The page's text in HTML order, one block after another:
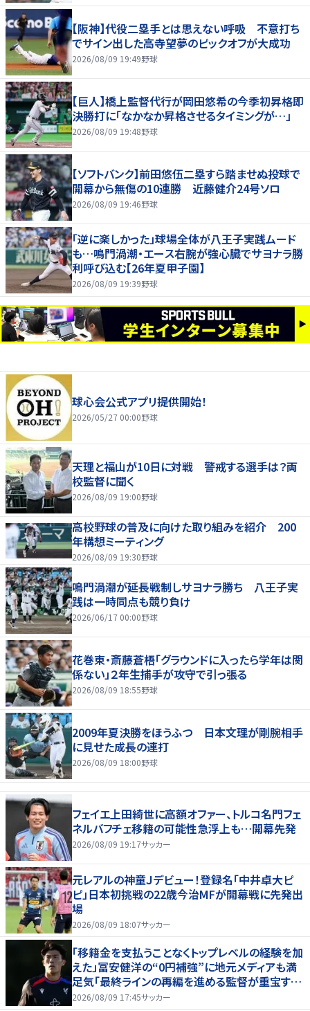
【阪神】代役二塁手とは思えない呼吸 不意打ち
でサイン出した高寺望夢のピックオフが大成功
2026/08/09 19:49野球
【巨人】橋上監督代行が岡田悠希の今季初昇格即
決勝打に「なかなか昇格させるタイミングが…」
2026/08/09 19:48野球
【ソフトバンク】前田悠伍二塁すら踏ませぬ投球で
開幕から無傷の10連勝 近藤健介24号ソロ
2026/08/09 19:46野球
「逆に楽しかった」球場全体が八王子実践ムード
も…鳴門渦潮・エース右腕が強心臓でサヨナラ勝
利呼び込む【26年夏甲子園】
2026/08/09 19:39野球
球心会公式アプリ提供開始！
2026/05/27 00:00野球
天理と福山が10日に対戦 警戒する選手は？両
校監督に聞く
2026/08/09 19:00野球
高校野球の普及に向けた取り組みを紹介 200
年構想ミーティング
2026/08/09 19:30野球
鳴門渦潮が延長戦制しサヨナラ勝ち 八王子実
践は一時同点も競り負け
2026/06/17 00:00野球
花巻東・斎藤蒼梧「グラウンドに入ったら学年は関
係ない」２年生捕手が攻守で引っ張る
2026/08/09 18:55野球
2009年夏決勝をほうふつ 日本文理が剛腕相手
に見せた成長の連打
2026/08/09 18:00野球
フェイエ上田綺世に高額オファー、トルコ名門フェ
ネルバフチェ移籍の可能性急浮上も…開幕先発
2026/08/09 19:17サッカー
元レアルの神童Ｊデビュー！登録名「中井卓大ピ
ピ」日本初挑戦の22歳今治MFが開幕戦に先発出
場
2026/08/09 18:07サッカー
「移籍金を支払うことなくトップレベルの経験を加
えた」冨安健洋の“0円補強”に地元メディアも満
足気「最終ラインの再編を進める監督が重宝する
柔軟性を備えている」
2026/08/09 17:45サッカー